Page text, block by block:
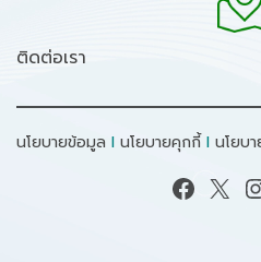
ติดต่อเรา
นโยบายข้อมูล I นโยบายคุกกี้ I นโยบ
Facebook X